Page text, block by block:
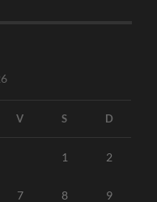
V S D
1 2
7 8 9